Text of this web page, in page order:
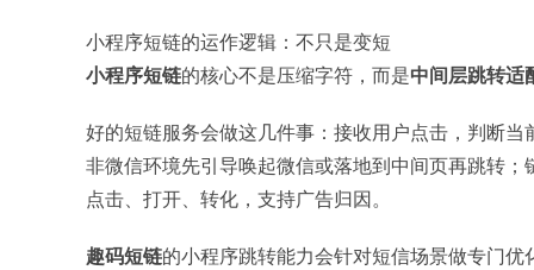
小程序短链的运作逻辑：不只是变短
小程序短链的核心不是压缩字符，而是中间层跳转适
好的短链服务会做这几件事：接收用户点击，判断
非微信环境先引导唤起微信或落地到中间页再跳转
点击、打开、转化，支持广告归因。
趣码短链的小程序跳转能力会针对短信场景做专门